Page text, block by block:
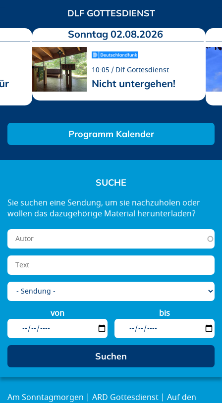
DLF GOTTESDIENST
Sonntag 02.08.2026
10:05 Dlf Gottesdienst
Nicht untergehen!
Programm Kalender
SUCHE
von bis
Am Sonntagmorgen ARD Gottesdienst
Auf den